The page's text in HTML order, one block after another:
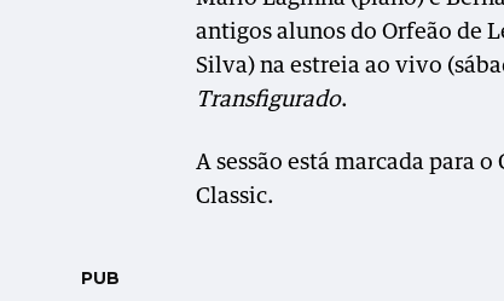
antigos alunos do Orfeão de
Silva) na estreia ao vivo
Transfigurado.
A sessão está marcada para
Classic.
PUB